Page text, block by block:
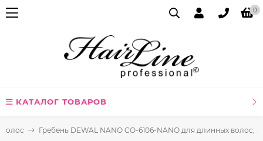
0
КАТАЛОГ ТОВАРОВ
волос Гребень DEWAL NANO CO-6106-NANO для длинных волос,